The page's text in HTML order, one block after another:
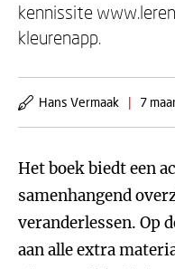
kennissite
kleurenapp.
Hans Vermaak | 7
Het boek biedt een
samenhangend
veranderlessen. Op
aan alle extra